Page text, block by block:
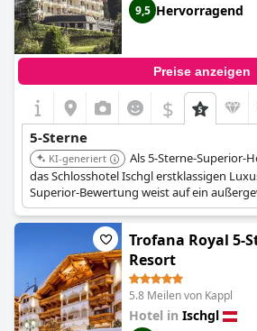
9,5 Hervorragend
Preise anzeigen
$
5-Sterne
KI-generiert
Als 5-Sterne-Superior-
das Schlosshotel Ischgl erstklassigen
Superior-Bewertung weist auf ein
Qualität und Gästeerlebnis hin.
Trofana Royal 5-
Resort
5.8 Meilen von Kappl
Hotel in Ischgl